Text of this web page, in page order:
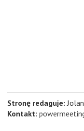
Stronę redaguje:
Kontakt: